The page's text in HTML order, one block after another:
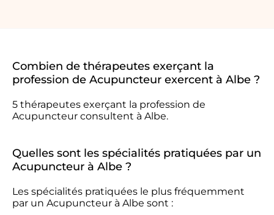
Combien de thérapeutes exerçant la
profession de Acupuncteur exercent à Albe ?
5 thérapeutes exerçant la profession de
Acupuncteur consultent à Albe.
Quelles sont les spécialités pratiquées par un
Acupuncteur à Albe ?
Les spécialités pratiquées le plus fréquemment
par un Acupuncteur à Albe sont :